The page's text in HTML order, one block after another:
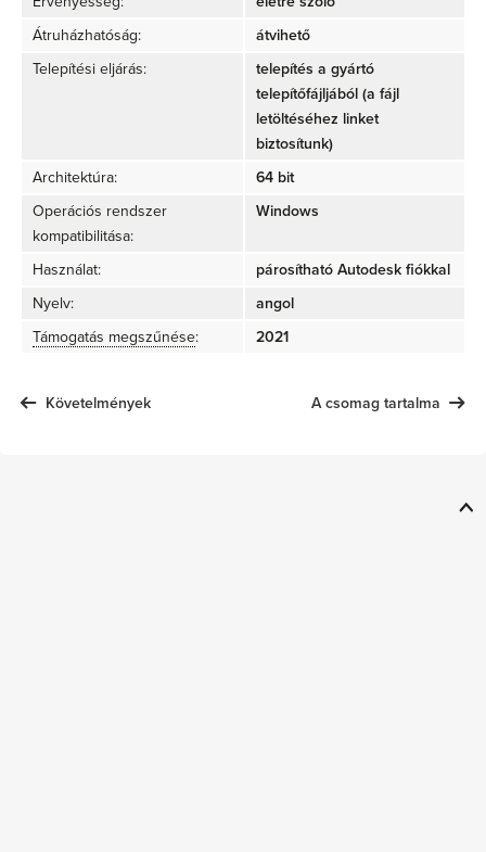
Átruházhatóság:
átvihető
Telepítési eljárás:
telepítés a gyártó
telepítőfájljából (a fájl
letöltéséhez linket
biztosítunk)
Architektúra:
64 bit
Operációs rendszer
kompatibilitása:
Windows
Használat:
párosítható Autodesk fiókkal
Nyelv:
angol
Támogatás megszűnése: 2021
Követelmények A csomag tartalma